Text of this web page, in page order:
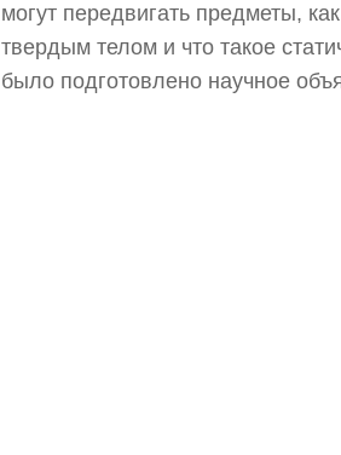
могут передвигать предметы,
твердым телом и что такое
было подготовлено научное